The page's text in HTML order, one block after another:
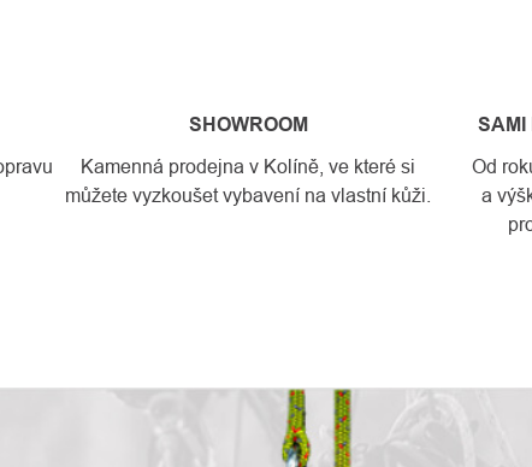
SHOWROOM
Kamenná prodejna v Kolíně, ve které si
můžete vyzkoušet vybavení na vlastní kůži.
SAMI
Od
a